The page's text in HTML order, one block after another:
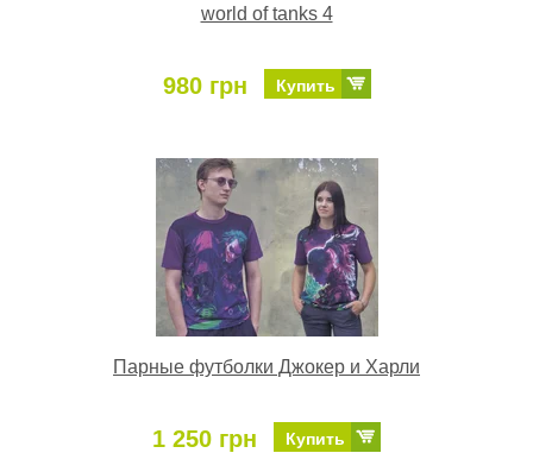
world of tanks 4
980 грн Купить
Парные футболки Джокер и Харли
1 250 грн Купить